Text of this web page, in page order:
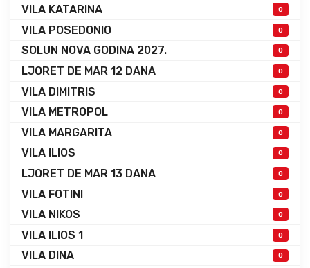
VILA KATARINA 0
VILA POSEDONIO 0
SOLUN NOVA GODINA 2027. 0
LJORET DE MAR 12 DANA 0
VILA DIMITRIS 0
VILA METROPOL 0
VILA MARGARITA 0
VILA ILIOS 0
LJORET DE MAR 13 DANA 0
VILA FOTINI 0
VILA NIKOS 0
VILA ILIOS 1 0
VILA DINA 0